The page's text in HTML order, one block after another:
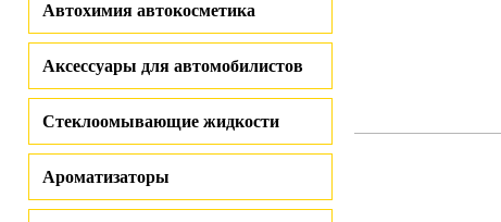
Автохимия автокосметика
Аксессуары для автомобилистов
Стеклоомывающие жидкости
Ароматизаторы